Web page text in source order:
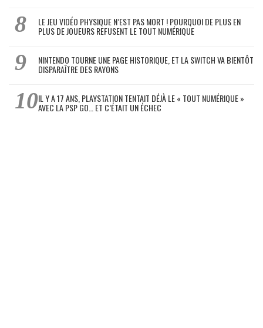
LE JEU VIDÉO PHYSIQUE N’EST PAS MORT ! POURQUOI DE PLUS EN
PLUS DE JOUEURS REFUSENT LE TOUT NUMÉRIQUE
NINTENDO TOURNE UNE PAGE HISTORIQUE, ET LA SWITCH VA BIENTÔT
DISPARAÎTRE DES RAYONS
IL Y A 17 ANS, PLAYSTATION TENTAIT DÉJÀ LE « TOUT NUMÉRIQUE »
AVEC LA PSP GO… ET C’ÉTAIT UN ÉCHEC